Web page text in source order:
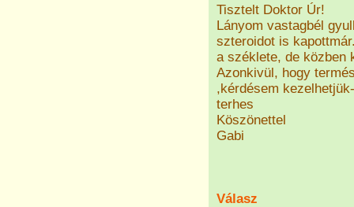
Tisztelt Doktor Úr!
Lányom vastagbél
szteroidot is
a széklete, de közben
Azonkivül, hogy
,kérdésem
terhes
Köszönettel
Gabi
Válasz